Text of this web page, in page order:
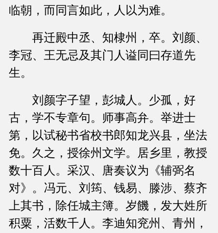
临朝，而同言如此，人以为难。
再迁殿中丞、知棣州，卒。刘颜、
李冠、王无忌及其门人谥同曰存道先
生。
刘颜字子望，彭城人。少孤，好
古，学不专章句。师事高弁。举进士
第，以试秘书省校书郎知龙兴县，坐法
免。久之，授徐州文学。居乡里，教授
数十百人。采汉、唐奏议为《辅弼名
对》。冯元、刘筠、钱易、滕涉、蔡齐
上其书，除任城主簿。岁饑，发大姓所
积粟，活数千人。李迪知兖州、青州，